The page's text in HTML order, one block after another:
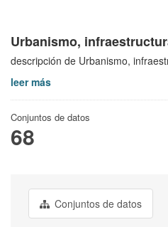
Urbanismo,
descripción de Urbanismo,
leer más
Conjuntos de datos
68
Conjuntos de datos